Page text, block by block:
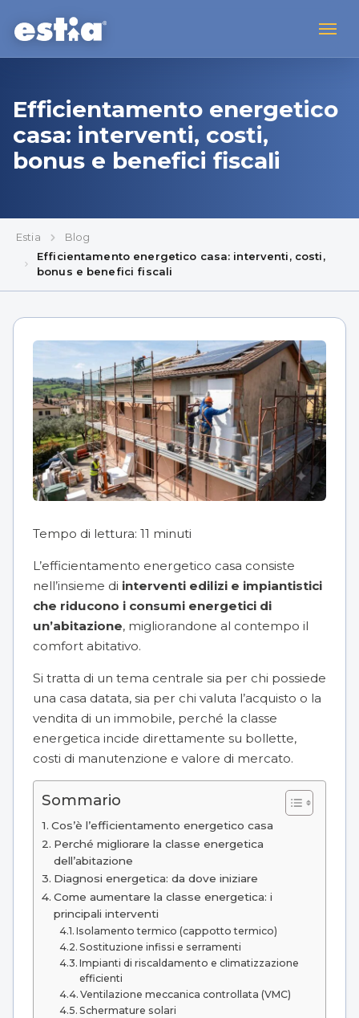
Efficientamento energetico
casa: interventi, costi,
bonus e benefici fiscali
Estia
Blog
Efficientamento energetico casa: interventi, costi,
bonus e benefici fiscali
Tempo di lettura: 11 minuti
L’efficientamento energetico casa consiste
nell’insieme di interventi edilizi e impiantistici
che riducono i consumi energetici di
un’abitazione, migliorandone al contempo il
comfort abitativo.
Si tratta di un tema centrale sia per chi possiede
una casa datata, sia per chi valuta l’acquisto o la
vendita di un immobile, perché la classe
energetica incide direttamente su bollette,
costi di manutenzione e valore di mercato.
Sommario
Cos’è l’efficientamento energetico casa
Perché migliorare la classe energetica
dell’abitazione
Diagnosi energetica: da dove iniziare
Come aumentare la classe energetica: i
principali interventi
Isolamento termico (cappotto termico)
Sostituzione infissi e serramenti
Impianti di riscaldamento e climatizzazione
efficienti
Ventilazione meccanica controllata (VMC)
Schermature solari